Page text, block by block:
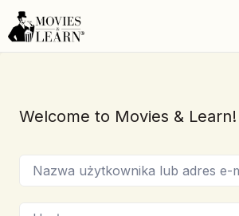
Welcome to Movies & Learn!